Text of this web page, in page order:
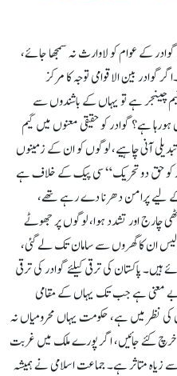
کے عوام کو لاوارث نہ سمجھا جائے،
بین الاقوامی توجہ کا مرکز
چینجر ہے تو یہاں کے باشندوں سے
ہے؟ گوادر کو حقیقی معنوں میں گیم
آنی چاہیے، لوگوں کو ان کے زمینوں
کو حق دو تحریک“ سی پیک کے خلاف ہے
لیے پرامن دھرنا دے رہے تھے،
چارج اور تشدد ہوا، لوگوں پر جھوٹے
پولیس ان کا گھروں سے سامان تک لے گئی،
ہیں۔ پاکستان کی ترقی کیلئے گوادر کی ترقی
معنی ہے جب تک یہاں کے مقامی
کی نظر میں ہے، حکومت یہاں محرومیاں نہ
کئے جائیں، اگر پورے ملک میں غربت
زیاہ متاثر ہے۔ جماعت اسلامی نے ہمیشہ